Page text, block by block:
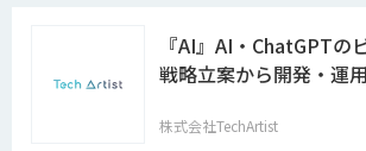
『AI』AI・ChatGPTの
戦略立案から開発・運
株式会社TechArtist